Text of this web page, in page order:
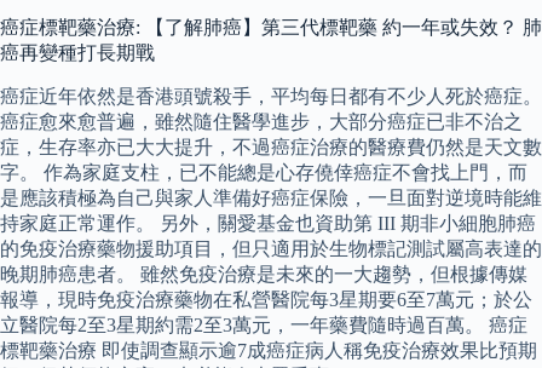
癌症標靶藥治療: 【了解肺癌】第三代標靶藥 約一年或失效？ 肺
癌再變種打長期戰
癌症近年依然是香港頭號殺手，平均每日都有不少人死於癌症。
癌症愈來愈普遍，雖然隨住醫學進步，大部分癌症已非不治之
症，生存率亦已大大提升，不過癌症治療的醫療費仍然是天文數
字。 作為家庭支柱，已不能總是心存僥倖癌症不會找上門，而
是應該積極為自己與家人準備好癌症保險，一旦面對逆境時能維
持家庭正常運作。 另外，關愛基金也資助第 III 期非小細胞肺癌
的免疫治療藥物援助項目，但只適用於生物標記測試屬高表達的
晚期肺癌患者。 雖然免疫治療是未來的一大趨勢，但根據傳媒
報導，現時免疫治療藥物在私營醫院每3星期要6至7萬元；於公
立醫院每2至3星期約需2至3萬元，一年藥費隨時過百萬。 癌症
標靶藥治療 即使調查顯示逾7成癌症病人稱免疫治療效果比預期